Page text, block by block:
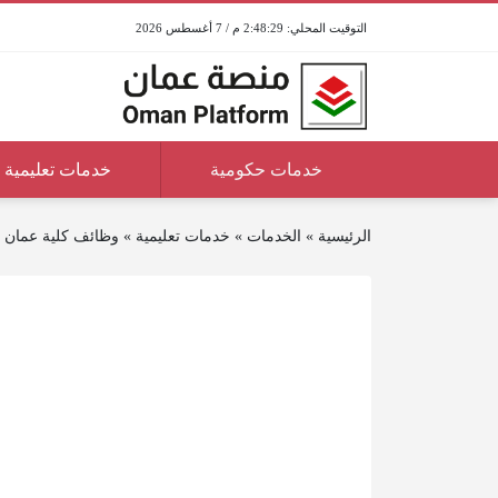
2:48:29 م / 7 أغسطس 2026
خدمات حكومية خدمات تعليمية
الرئيسية » الخدمات » خدمات تعليمية » وظائف كلية عمان